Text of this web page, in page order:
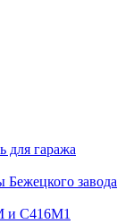
для гаража
завода
и С416М1